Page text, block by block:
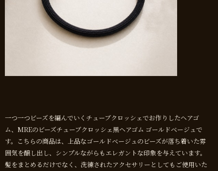
一つ一つビーズを編んでいくチューブクロッシェでお作りしたヘアゴ
ム、МREのビーズチューブクロッシェ黒ヘアゴム ゴールドベージュで
す。こちらの商品は、上品なゴールドベージュのビーズが落ち着いた雰
囲気を醸し出し、シンプルながらもエレガントな印象を与えています。
髪をまとめるだけでなく、洗練されたアクセサリーとしてもご使用いた